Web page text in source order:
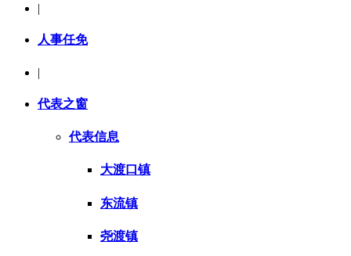
|
人事任免
|
代表之窗
代表信息
大渡口镇
东流镇
尧渡镇